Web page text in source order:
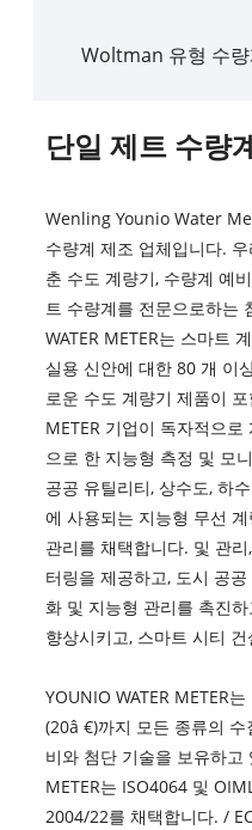
Woltman 유형 수량
단일 제트 수량
Wenling Younio Water
수량계 제조 업체입니다.
춘 수도 계량기, 수량계 예
트 수량계를 전문으로하는
WATER METER는 스마트
실용 신안에 대한 80 개 이
로운 수도 계량기 제품이
METER 기업이 독자적으
으로 한 지능형 측정 및 모
공공 유틸리티, 상수도, 하
에 사용되는 지능형 무선
관리를 채택합니다. 및 관
터링을 제공하고, 도시 공
화 및 지능형 관리를 촉진
향상시키고, 스마트 시티
YOUNIO WATER METER
(20â €)까지 모든 종류의
비와 첨단 기술을 보유하고
METER는 ISO4064 및
2004/22를 채택합니다. /